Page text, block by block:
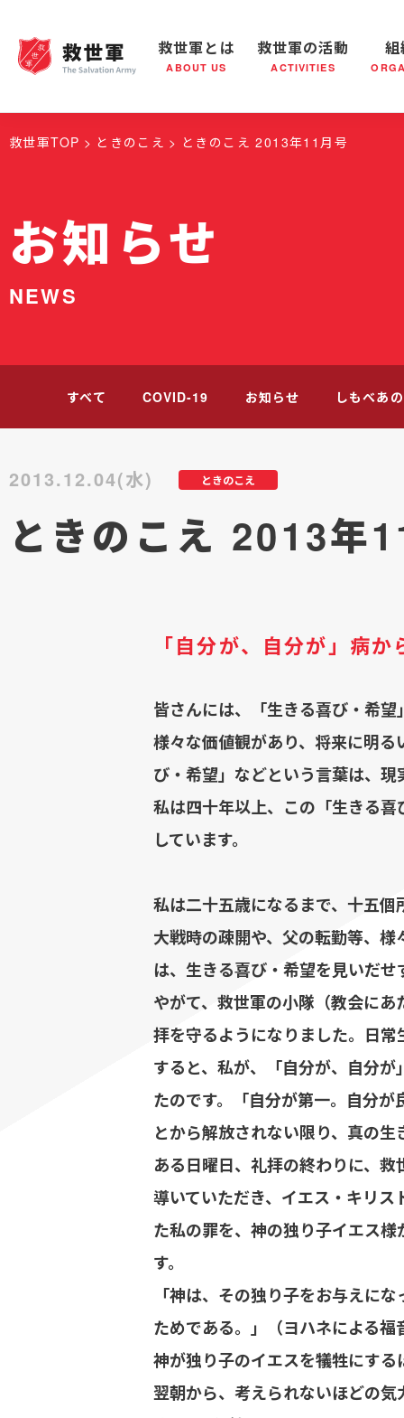
救世軍とは
ABOUT US
救世軍とは 世界が抱えている社会問題 救世軍
救世軍の活動
ACTIVITIES
救世軍の活動 社会鍋
組織概要
救世軍TOP ときのこえ ときのこえ 2013年11月号
お知らせ
NEWS
すべて COVID-19 お知らせ しもべあ
ときのこえ
2013.12.04(水)
ときのこえ 2013年
「自分が、自分が」病
皆さんには、「生きる喜び・希
様々な価値観があり、将来に明
び・希望」などという言葉は、
私は四十年以上、この「生きる
しています。
私は二十五歳になるまで、十五
大戦時の疎開や、父の転勤等、
は、生きる喜び・希望を見いだ
やがて、救世軍の小隊（教会に
拝を守るようになりました。日
すると、私が、「自分が、自分
たのです。「自分が第一。自分
とから解放されない限り、真の
ある日曜日、礼拝の終わりに、
導いていただき、イエス・キリ
た私の罪を、神の独り子イエス
す。
「神は、その独り子をお与えに
ためである。」（ヨハネによる福
神が独り子のイエスを犠牲にす
翌朝から、考えられないほどの